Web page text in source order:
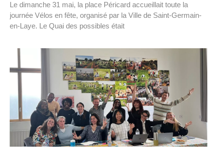
Le dimanche 31 mai, la place Péricard accueillait toute la
journée Vélos en fête, organisé par la Ville de Saint-Germain-
en-Laye. Le Quai des possibles était